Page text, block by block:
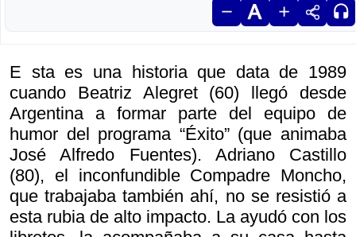
E sta es una historia que data de 1989
cuando Beatriz Alegret (60) llegó desde
Argentina a formar parte del equipo de
humor del programa “Éxito” (que animaba
José Alfredo Fuentes). Adriano Castillo
(80), el inconfundible Compadre Moncho,
que trabajaba también ahí, no se resistió a
esta rubia de alto impacto. La ayudó con los